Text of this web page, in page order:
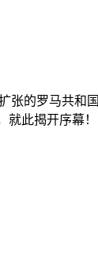
张的罗马共和
此揭开序幕！